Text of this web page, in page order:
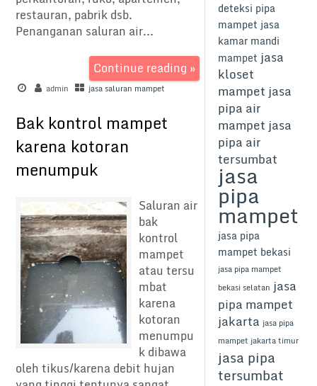
restauran, pabrik dsb.
Penanganan saluran air...
Continue reading »
admin jasa saluran mampet
Bak kontrol mampet
karena kotoran
menumpuk
Saluran air
bak
kontrol
mampet
atau tersu
mbat
karena
kotoran
menumpu
k dibawa
oleh tikus/karena debit hujan
deteksi pipa
mampet jasa
kamar mandi
mampet jasa
kloset
mampet jasa
pipa air
mampet jasa
pipa air
tersumbat
jasa
pipa
mampet
jasa pipa
mampet bekasi
jasa pipa mampet
bekasi selatan jasa
pipa mampet
jakarta jasa pipa
mampet jakarta timur
jasa pipa
tersumbat